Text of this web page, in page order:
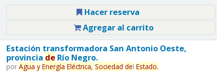
Hacer reserva
Agregar al carrito
Estación transformadora San Antonio Oeste,
provincia deRío Negro.
por Agua y Energía Eléctrica, Sociedad del Estado.